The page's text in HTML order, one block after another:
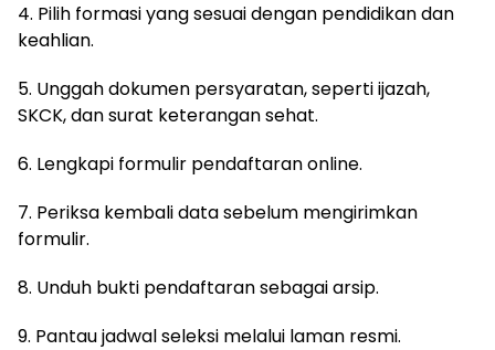
4. Pilih formasi yang sesuai dengan pendidikan dan
keahlian.
5. Unggah dokumen persyaratan, seperti ijazah,
SKCK, dan surat keterangan sehat.
6. Lengkapi formulir pendaftaran online.
7. Periksa kembali data sebelum mengirimkan
formulir.
8. Unduh bukti pendaftaran sebagai arsip.
9. Pantau jadwal seleksi melalui laman resmi.